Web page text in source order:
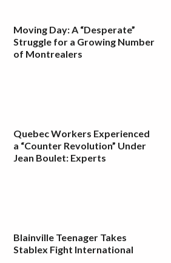
Moving Day: A “Desperate”
Struggle for a Growing Number
of Montrealers
Quebec Workers Experienced
a “Counter Revolution” Under
Jean Boulet: Experts
Blainville Teenager Takes
Stablex Fight International